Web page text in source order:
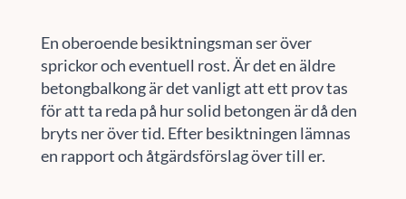
En oberoende besiktningsman ser över
sprickor och eventuell rost. Är det en äldre
betongbalkong är det vanligt att ett prov tas
för att ta reda på hur solid betongen är då den
bryts ner över tid. Efter besiktningen lämnas
en rapport och åtgärdsförslag över till er.